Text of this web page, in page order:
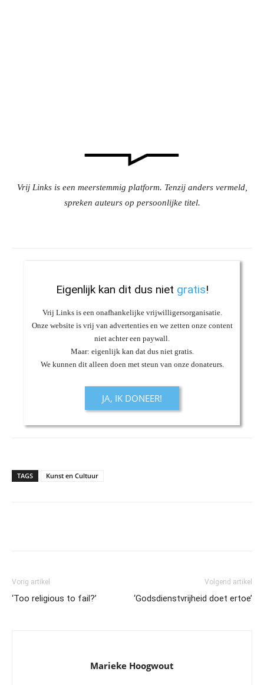
Vrij Links is een meerstemmig platform. Tenzij anders vermeld,
spreken auteurs op persoonlijke titel.
Eigenlijk kan dit dus niet gratis!
Vrij Links is een onafhankelijke vrijwilligersorganisatie.
Onze website is vrij van advertenties en we zetten onze content
niet achter een paywall.
Maar: eigenlijk kan dat dus niet gratis.
We kunnen dit alleen doen met steun van onze donateurs.
JA, IK DONEER!
TAGS Kunst en Cultuur
Vorig artikel
‘Too religious to fail?’
Volgend artikel
‘Godsdienstvrijheid doet ertoe’
Marieke Hoogwout